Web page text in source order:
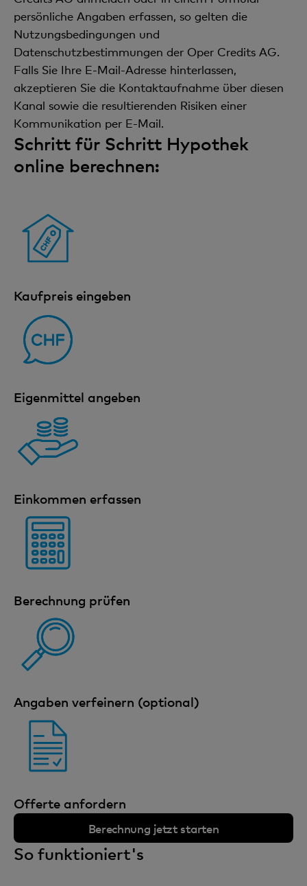
persönliche Angaben erfassen, so gelten die
Nutzungsbedingungen und
Datenschutzbestimmungen der Oper Credits AG.
Falls Sie Ihre E-Mail-Adresse hinterlassen,
akzeptieren Sie die Kontaktaufnahme über diesen
Kanal sowie die resultierenden Risiken einer
Kommunikation per E-Mail.
Schritt für Schritt Hypothek
online berechnen:
Kaufpreis eingeben
Eigenmittel angeben
Einkommen erfassen
Berechnung prüfen
Angaben verfeinern (optional)
Offerte anfordern
Berechnung jetzt starten
So funktioniert's